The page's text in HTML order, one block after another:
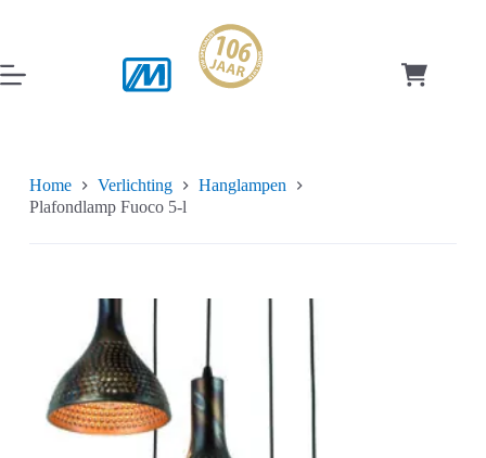
inhoud
Home Verlichting
Hanglampen
Plafondlamp Fuoco 5-l